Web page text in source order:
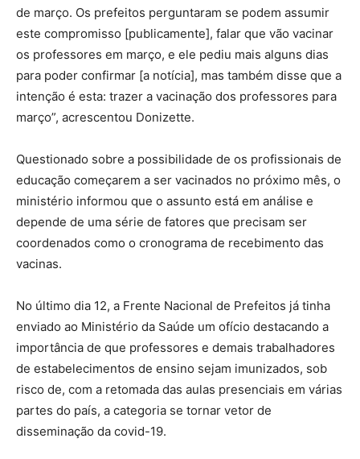
de março. Os prefeitos perguntaram se podem assumir
este compromisso [publicamente], falar que vão vacinar
os professores em março, e ele pediu mais alguns dias
para poder confirmar [a notícia], mas também disse que a
intenção é esta: trazer a vacinação dos professores para
março”, acrescentou Donizette.
Questionado sobre a possibilidade de os profissionais de
educação começarem a ser vacinados no próximo mês, o
ministério informou que o assunto está em análise e
depende de uma série de fatores que precisam ser
coordenados como o cronograma de recebimento das
vacinas.
No último dia 12, a Frente Nacional de Prefeitos já tinha
enviado ao Ministério da Saúde um ofício destacando a
importância de que professores e demais trabalhadores
de estabelecimentos de ensino sejam imunizados, sob
risco de, com a retomada das aulas presenciais em várias
partes do país, a categoria se tornar vetor de
disseminação da covid-19.